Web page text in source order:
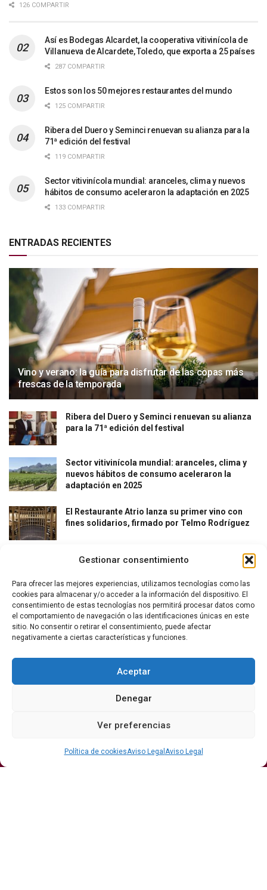
Gestionar consentimiento
Para ofrecer las mejores experiencias, utilizamos tecnologías como las
cookies para almacenar y/o acceder a la información del dispositivo. El
consentimiento de estas tecnologías nos permitirá procesar datos como
el comportamiento de navegación o las identificaciones únicas en este
sitio. No consentir o retirar el consentimiento, puede afectar
negativamente a ciertas características y funciones.
Aceptar
Denegar
Ver preferencias
Política de cookiesAviso Legal Aviso Legal
126 COMPARTIR
Así es Bodegas Alcardet, la cooperativa vitivinícola de
Villanueva de Alcardete, Toledo, que exporta a 25 países
287 COMPARTIR
Estos son los 50 mejores restaurantes del mundo
125 COMPARTIR
Ribera del Duero y Seminci renuevan su alianza para la
71ª edición del festival
119 COMPARTIR
Sector vitivinícola mundial: aranceles, clima y nuevos
hábitos de consumo aceleraron la adaptación en 2025
133 COMPARTIR
ENTRADAS RECIENTES
Vino y verano: la guía para disfrutar de las copas más
frescas de la temporada
Ribera del Duero y Seminci renuevan su alianza
para la 71ª edición del festival
Sector vitivinícola mundial: aranceles, clima y
nuevos hábitos de consumo aceleraron la
adaptación en 2025
El Restaurante Atrio lanza su primer vino con
fines solidarios, firmado por Telmo Rodríguez
La revista del vino y la gastronomía.
Gastronomía
Protagonistas